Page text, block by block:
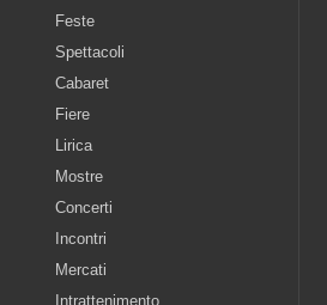
Feste
Spettacoli
Cabaret
Fiere
Lirica
Mostre
Concerti
Incontri
Mercati
Intrattenimento